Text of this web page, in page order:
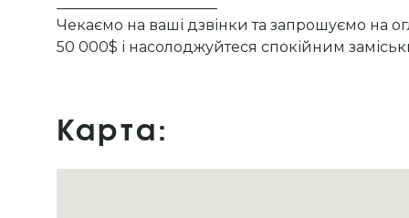
Чекаємо на ваші дзвінки та запрошуємо на
50 000$ і насолоджуйтеся спокійним
Карта: